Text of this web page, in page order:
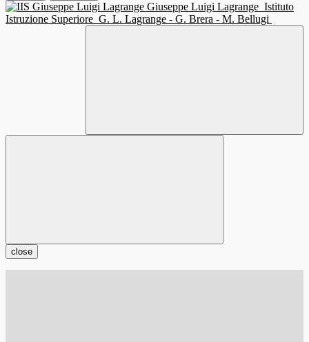
Giuseppe Luigi Lagrange Istituto
Istruzione Superiore G. L. Lagrange - G. Brera - M. Bellugi
close